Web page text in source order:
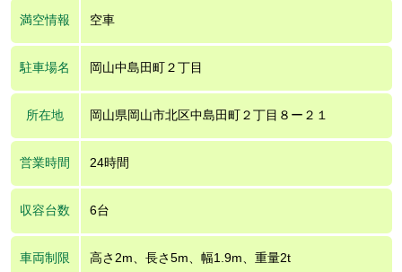
満空情報 空車
駐車場名 岡山中島田町２丁目
所在地 岡山県岡山市北区中島田町２丁目８ー２１
営業時間 24時間
収容台数 6台
車両制限 高さ2m、長さ5m、幅1.9m、重量2t